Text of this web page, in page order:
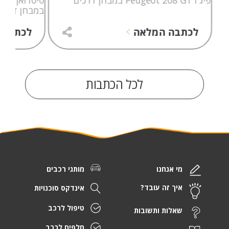
לכתבה המלאה
במבחן
לכל הכתבות
מי אנחנו
איך זה עובד?
שאלות ותשובות
מותגי רכבים
אינדקס סוכנויות
טיפול לרכב
חלפים לרכב